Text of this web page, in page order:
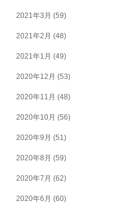
2021年3月 (59)
2021年2月 (48)
2021年1月 (49)
2020年12月 (53)
2020年11月 (48)
2020年10月 (56)
2020年9月 (51)
2020年8月 (59)
2020年7月 (62)
2020年6月 (60)